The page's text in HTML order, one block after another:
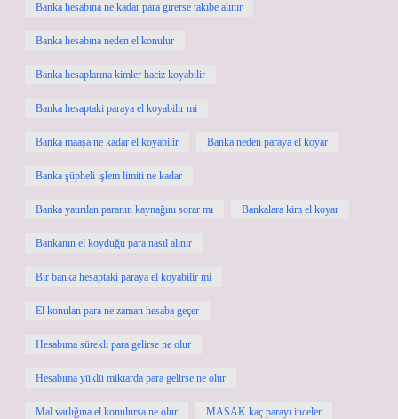
Banka hesabına ne kadar para girerse takibe alınır
Banka hesabına neden el konulur
Banka hesaplarına kimler haciz koyabilir
Banka hesaptaki paraya el koyabilir mi
Banka maaşa ne kadar el koyabilir Banka neden paraya el koyar
Banka şüpheli işlem limiti ne kadar
Banka yatırılan paranın kaynağını sorar mı Bankalara kim el koyar
Bankanın el koyduğu para nasıl alınır
Bir banka hesaptaki paraya el koyabilir mi
El konulan para ne zaman hesaba geçer
Hesabıma sürekli para gelirse ne olur
Hesabıma yüklü miktarda para gelirse ne olur
Mal varlığına el konulursa ne olur MASAK kaç parayı inceler